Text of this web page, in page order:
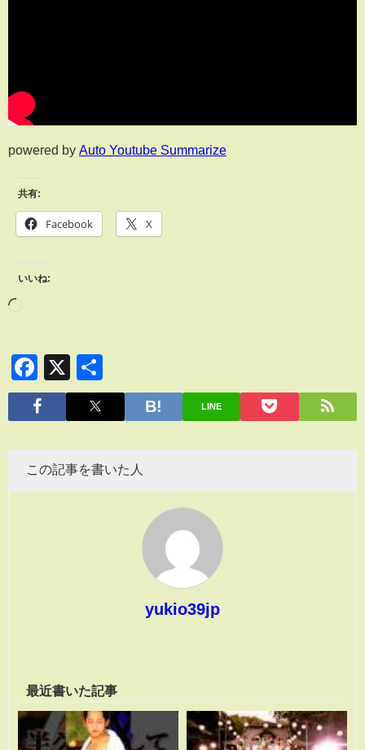
powered by Auto Youtube Summarize
共有:
Facebook X
いいね:
Facebook
X
有
LINE
この記事を書いた人
yukio39jp
最近書いた記事